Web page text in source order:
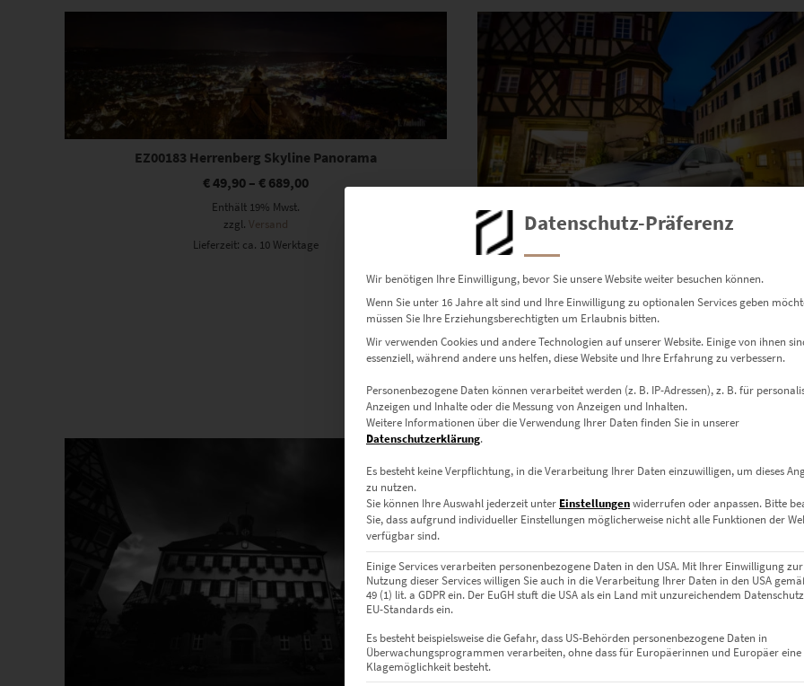
Dieses Produkt weist mehrere Varianten auf. Die Optionen können auf der Produktseite gewählt werden
EZ00183 Herrenberg Skyline Panorama
€49,90 –€ 689,00
Enthält 19% Mwst.
zzgl.Versand
Lieferzeit: ca. 10 Werktage
Dieses Produkt weist mehrere Varianten auf. Die Optionen können auf der Produktseite gewählt werden
EZ00406 GLE Coupè in Herrenberg
€24,90–€999,00
zzgl.
Versand
Dieses Produkt weist mehrere Varianten auf. Die Optionen können auf der Produktseite gewählt werden
Datenschutz-Präferenz
Wir benötigen Ihre Einwilligung, bevor Sie unsere Website weiter besuchen können.
Wenn Sie unter 16 Jahre alt sind und Ihre Einwilligung zu optionalen Services geben
müssen Sie Ihre Erziehungsberechtigten um Erlaubnis bitten.
Wir verwenden Cookies und andere Technologien auf unserer Website. Einige von ihnen
essenziell, während andere uns helfen, diese Website und Ihre Erfahrung zu verbessern.
Personenbezogene Daten können verarbeitet werden (z. B. IP-Adressen), z. B. für
Anzeigen und Inhalte oder die Messung von Anzeigen und Inhalten.
Weitere Informationen über die Verwendung Ihrer Daten finden Sie in unserer
Datenschutzerklärung.
Es besteht keine Verpflichtung, in die Verarbeitung Ihrer Daten einzuwilligen, um dieses
zu nutzen.
Sie können Ihre Auswahl jederzeit unter Einstellungenwiderrufen oder anpassen. Bitte
Sie, dass aufgrund individueller Einstellungen möglicherweise nicht alle Funktionen der
verfügbar sind.
Einige Services verarbeiten personenbezogene Daten in den USA. Mit Ihrer Einwilligung zur
Nutzung dieser Services willigen Sie auch in die Verarbeitung Ihrer Daten in den USA
49 (1) lit. a GDPR ein. Der EuGH stuft die USA als ein Land mit unzureichendem
EU-Standards ein.
Es besteht beispielsweise die Gefahr, dass US-Behörden personenbezogene Daten in
Überwachungsprogrammen verarbeiten, ohne dass für Europäerinnen und Europäer eine
Klagemöglichkeit besteht.